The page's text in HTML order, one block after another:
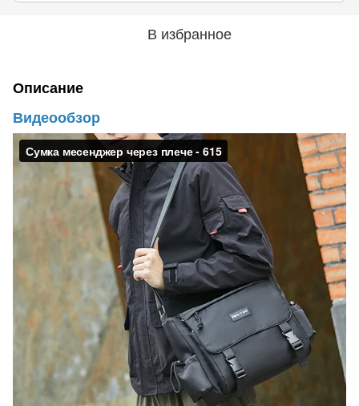
В избранное
Описание
Видеообзор